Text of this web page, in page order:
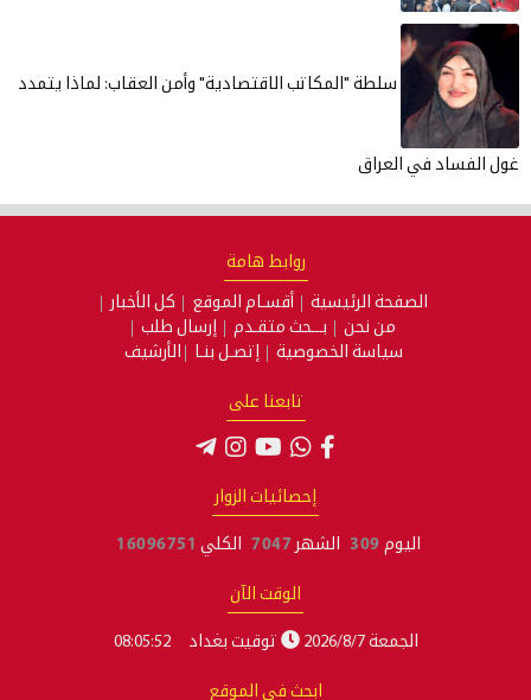
سلطة "المكاتب الاقتصادية" وأمن العقاب: لماذا يتمدد
غول الفساد في العراق
روابط هامة
الصفحة الرئيسية أقسـام الموقع
كل الأخبار
من نحن
بـــحث متقـدم
إرسال طلب
سياسة الخصوصية
إتصـل بنـا الأرشيف
تابعنا على
إحصائيات الزوار
اليوم 309 الشهر 7047 الكلي 16096751
الوقت الآن
الجمعة 2026/8/7 توقيت بغداد 08:05:52
ابحث في الموقع